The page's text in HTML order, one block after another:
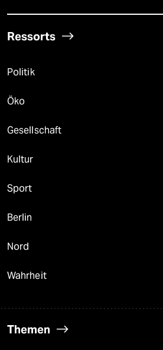
Ressorts
Politik
Öko
Gesellschaft
Kultur
Sport
Berlin
Nord
Wahrheit
Themen